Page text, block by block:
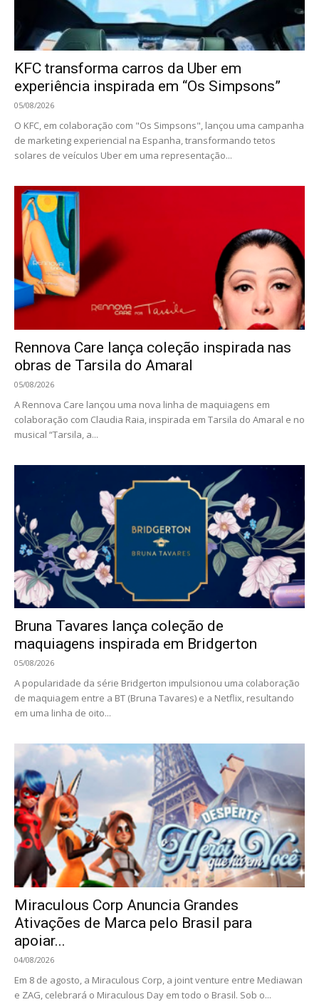
KFC transforma carros da Uber em
experiência inspirada em “Os Simpsons”
05/08/2026
O KFC, em colaboração com "Os Simpsons", lançou uma campanha
de marketing experiencial na Espanha, transformando tetos
solares de veículos Uber em uma representação...
Rennova Care lança coleção inspirada nas
obras de Tarsila do Amaral
05/08/2026
A Rennova Care lançou uma nova linha de maquiagens em
colaboração com Claudia Raia, inspirada em Tarsila do Amaral e no
musical “Tarsila, a...
Bruna Tavares lança coleção de
maquiagens inspirada em Bridgerton
05/08/2026
A popularidade da série Bridgerton impulsionou uma colaboração
de maquiagem entre a BT (Bruna Tavares) e a Netflix, resultando
em uma linha de oito...
Miraculous Corp Anuncia Grandes
Ativações de Marca pelo Brasil para
apoiar...
04/08/2026
Em 8 de agosto, a Miraculous Corp, a joint venture entre Mediawan
e ZAG, celebrará o Miraculous Day em todo o Brasil. Sob o...